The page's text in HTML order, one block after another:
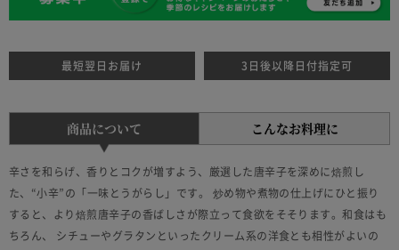
最短翌日お届け 3日後以降日付指定可
商品について こんなお料理に
辛さを和らげ、香りとコクが増すよう、厳選した唐辛子を深めに焙煎し
た、“小辛”の「一味とうがらし」です。 炒め物や煮物の仕上げにひと振り
すると、より焙煎唐辛子の香ばしさが際立って食欲をそそります。和食はも
ちろん、 シチューやグラタンといったクリーム系の洋食とも相性がよいの